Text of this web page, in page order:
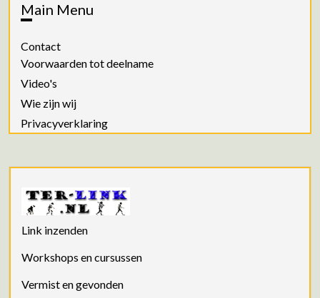
Main Menu
Contact
Voorwaarden tot deelname
Video's
Wie zijn wij
Privacyverklaring
Link inzenden
Workshops en cursussen
Vermist en gevonden